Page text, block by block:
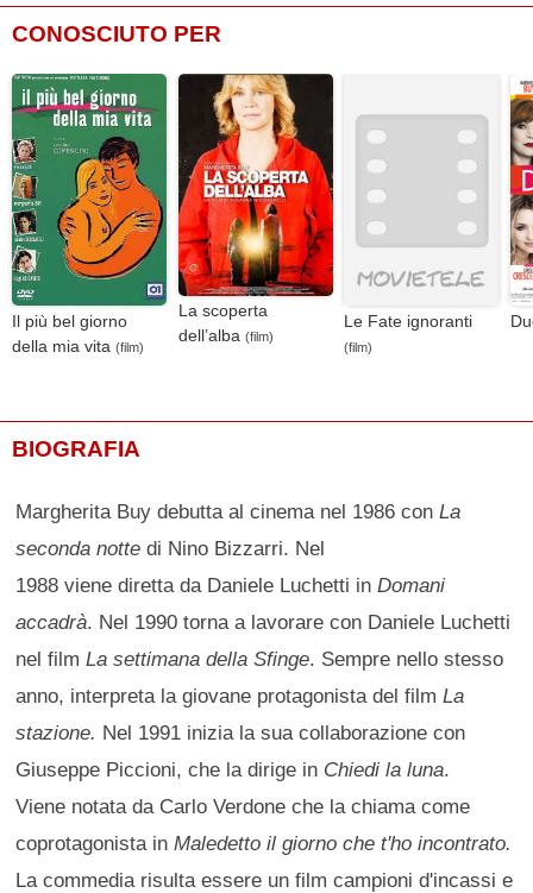
CONOSCIUTO PER
Il più bel giorno
della mia vita (film)
La scoperta
dell’alba (film)
Le Fate ignoranti
(film)
BIOGRAFIA
Margherita Buy debutta al cinema nel 1986 conLa
seconda notte di Nino Bizzarri. Nel
1988 viene diretta da Daniele Luchetti inDomani
accadrà. Nel 1990 torna a lavorare con Daniele Luchetti
nel filmLa settimana della Sfinge. Sempre nello stesso
anno, interpreta la giovane protagonista del filmLa
stazione. Nel 1991 inizia la sua collaborazione con
Giuseppe Piccioni, che la dirige in Chiedi la luna.
Viene notata da Carlo Verdone che la chiama come
coprotagonista inMaledetto il giorno che t'ho incontrato.
La commedia risulta essere un film campioni d'incassi e